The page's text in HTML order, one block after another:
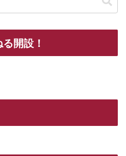
開設！